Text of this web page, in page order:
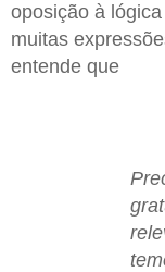
oposição à
muitas
entende que